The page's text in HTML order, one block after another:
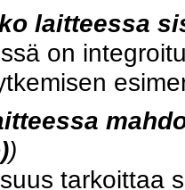
laitteessa
on
)
tarkoittaa